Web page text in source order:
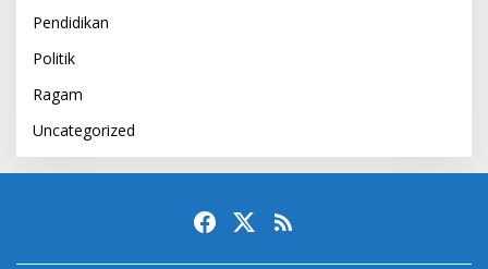
Pendidikan
Politik
Ragam
Uncategorized